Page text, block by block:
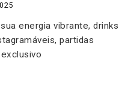
energia vibrante, drinks
partidas